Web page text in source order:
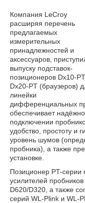
Компания LeCroy
расширяя перечень
предлагаемых
измерительных
принадлежностей и
аксессуаров,
выпуску подставок-
позиционеров Dx10-
Dx20-PT (браузеров)
линейки
дифференциальных
обеспечивает
подключении
удобство, простоту и
уровень шумов
пробника), а также
установке.
Позиционер PT-
усилителей
D620/D320, а также
серий WL-Plink и WL-